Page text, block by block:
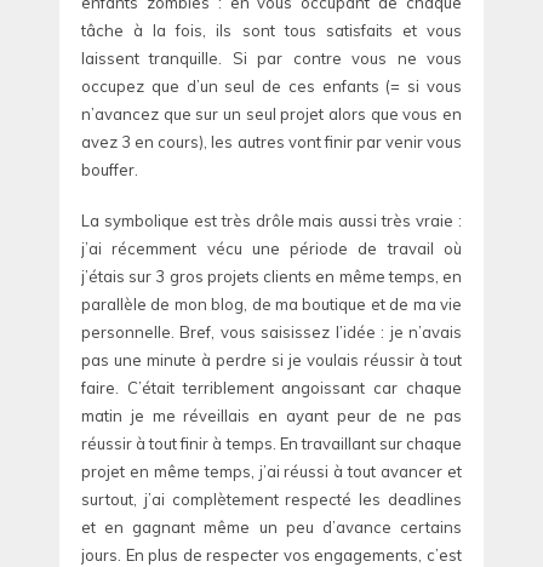
tâche à la fois, ils sont tous satisfaits et vous
laissent tranquille. Si par contre vous ne vous
occupez que d’un seul de ces enfants (= si vous
n’avancez que sur un seul projet alors que vous en
avez 3 en cours), les autres vont finir par venir vous
bouffer.
La symbolique est très drôle mais aussi très vraie :
j’ai récemment vécu une période de travail où
j’étais sur 3 gros projets clients en même temps, en
parallèle de mon blog, de ma boutique et de ma vie
personnelle. Bref, vous saisissez l’idée : je n’avais
pas une minute à perdre si je voulais réussir à tout
faire. C’était terriblement angoissant car chaque
matin je me réveillais en ayant peur de ne pas
réussir à tout finir à temps. En travaillant sur chaque
projet en même temps, j’ai réussi à tout avancer et
surtout, j’ai complètement respecté les deadlines
et en gagnant même un peu d’avance certains
jours. En plus de respecter vos engagements, c’est